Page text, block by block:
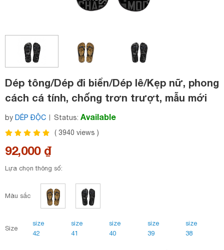
Dép tông/Dép đi biển/Dép lê/Kẹp nữ, phong
cách cá tính, chống trơn trượt, mẫu mới
nhất
by DÉP ĐỘC Status: Available
( 3940 views )
92,000 ₫
Lựa chọn thông số:
Màu sắc
Size
size
42
size
41
size
40
size
39
size
38